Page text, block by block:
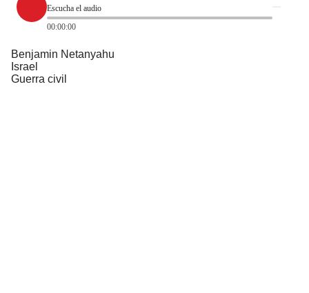
Escucha el audio
00:00:00
Benjamin Netanyahu
Israel
Guerra civil